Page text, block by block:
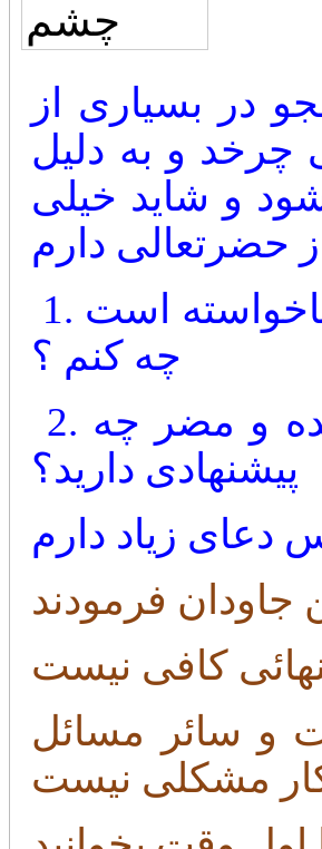
و دانشجو در بسیاری از
و به دلیل
و شاید خیلی
1. برای درمان هرزه گی چشم که خیلی اوقات ناخواسته است
چه کنم ؟
2. برای آزاد شدن ذهنم از درگیری های بی فایده و مضر چه
پیشنهادی دارید؟
دعای زیاد دارم
و سائر مسائل